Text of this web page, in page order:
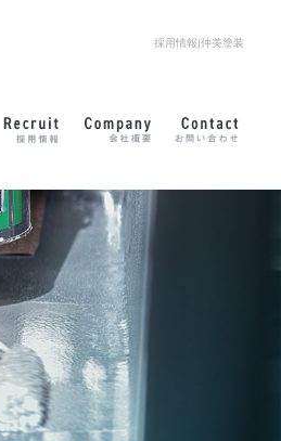
採用情報|仲美塗装